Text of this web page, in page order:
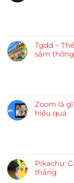
Tgdd –
sắm
Zoom là
hiệu quả
Pikachu:
thắng